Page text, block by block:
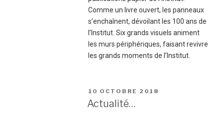
Comme un livre ouvert, les panneaux
s’enchaînent, dévoilant les 100 ans de
l’Institut. Six grands visuels animent
les murs périphériques, faisant revivre
les grands moments de l’Institut.
PUBLIÉ
LE
10 OCTOBRE 2018
Actualité…